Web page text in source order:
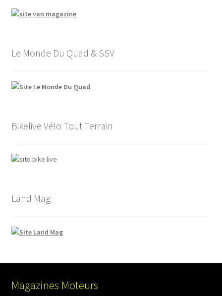
Le Monde Du Quad & SSV
Bikelive Vélo Tout Terrain
Land Mag
Magazines Moteurs